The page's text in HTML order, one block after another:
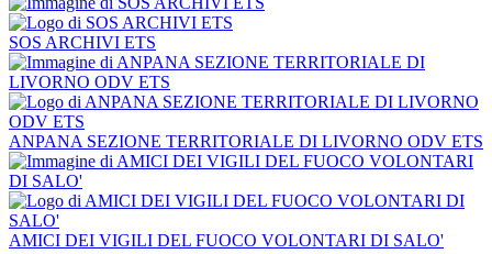
SOS ARCHIVI ETS
ANPANA SEZIONE TERRITORIALE DI LIVORNO ODV ETS
AMICI DEI VIGILI DEL FUOCO VOLONTARI DI SALO'